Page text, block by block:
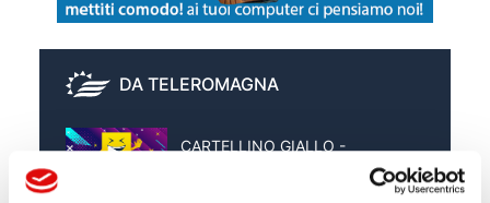
DA TELEROMAGNA
CARTELLINO GIALLO -